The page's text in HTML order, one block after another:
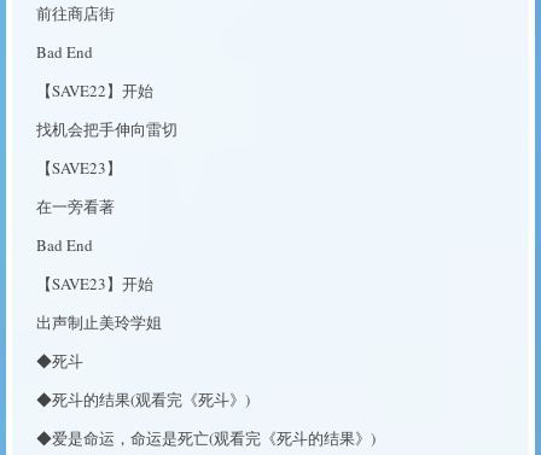
前往商店街
Bad End
【SAVE22】开始
找机会把手伸向雷切
【SAVE23】
在一旁看著
Bad End
【SAVE23】开始
出声制止美玲学姐
◆死斗
◆死斗的结果(观看完《死斗》)
◆爱是命运，命运是死亡(观看完《死斗的结果》)